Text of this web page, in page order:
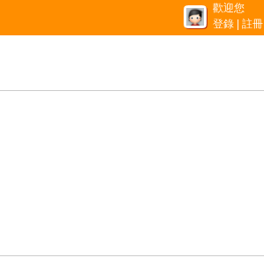
歡迎您
登錄
註冊